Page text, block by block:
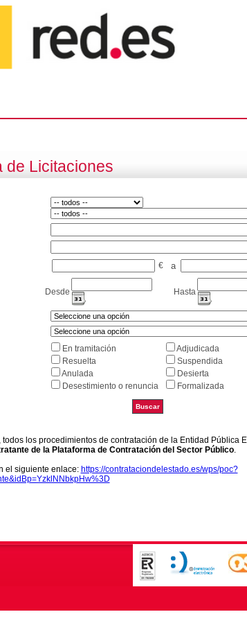
de Licitaciones
€ a
Desde Hasta
En tramitación
Adjudicada
Resuelta
Suspendida
Anulada
Desierta
Desestimiento o renuncia
Formalizada
los procedimientos de contratación de la Entidad Pública
de la Plataforma de Contratación del Sector Público.
el siguiente enlace: https://contrataciondelestado.es/wps/poc?